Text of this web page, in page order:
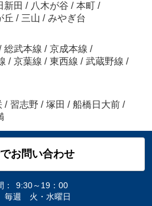
新田 / 八木が谷 / 本町 /
丘 / 三山 / みやぎ台
総武本線 / 京成本線 /
/ 京葉線 / 東西線 / 武蔵野線 /
/ 習志野 / 塚田 / 船橋日大前 /
お問い合わせ
9:30～19：00
毎週 火・水曜日